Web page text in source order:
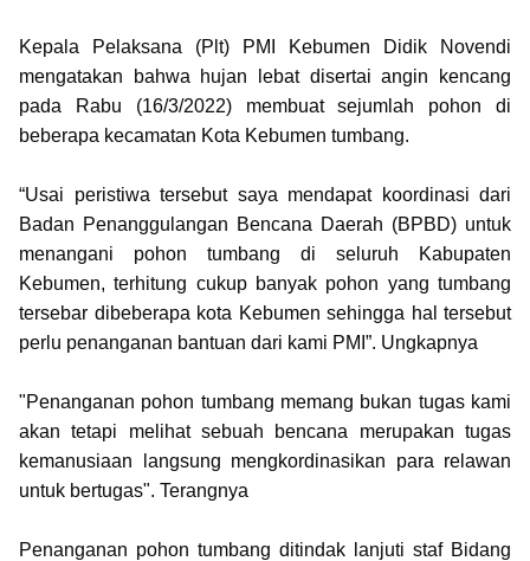
Kepala Pelaksana (Plt) PMI Kebumen Didik Novendi
mengatakan bahwa hujan lebat disertai angin kencang
pada Rabu (16/3/2022) membuat sejumlah pohon di
beberapa kecamatan Kota Kebumen tumbang.
“Usai peristiwa tersebut saya mendapat koordinasi dari
Badan Penanggulangan Bencana Daerah (BPBD) untuk
menangani pohon tumbang di seluruh Kabupaten
Kebumen, terhitung cukup banyak pohon yang tumbang
tersebar dibeberapa kota Kebumen sehingga hal tersebut
perlu penanganan bantuan dari kami PMI”. Ungkapnya
"Penanganan pohon tumbang memang bukan tugas kami
akan tetapi melihat sebuah bencana merupakan tugas
kemanusiaan langsung mengkordinasikan para relawan
untuk bertugas". Terangnya
Penanganan pohon tumbang ditindak lanjuti staf Bidang